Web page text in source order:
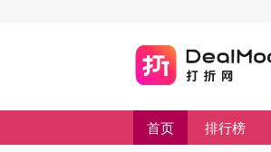
首页 排行榜